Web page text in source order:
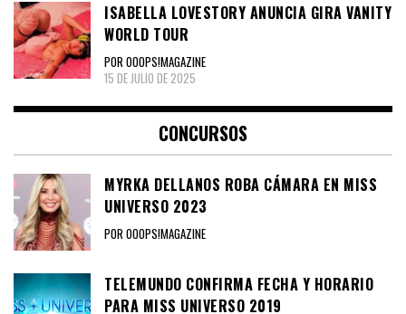
ISABELLA LOVESTORY ANUNCIA GIRA VANITY
WORLD TOUR
POR OOOPS!MAGAZINE
15 DE JULIO DE 2025
CONCURSOS
MYRKA DELLANOS ROBA CÁMARA EN MISS
UNIVERSO 2023
POR OOOPS!MAGAZINE
TELEMUNDO CONFIRMA FECHA Y HORARIO
PARA MISS UNIVERSO 2019